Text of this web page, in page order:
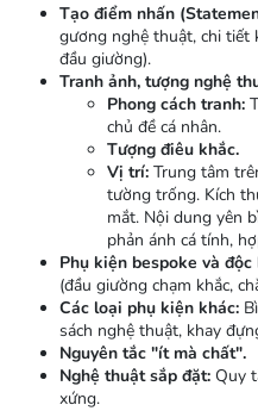
Tạo điểm nhấn
gương nghệ thuật, chi tiết
đầu giường).
Tranh ảnh, tượng nghệ
Phong cách tranh:
chủ đề cá nhân.
Tượng điêu khắc.
Vị trí: Trung tâm
tường trống. Kích
mắt. Nội dung yên
phản ánh cá tính,
Phụ kiện bespoke và độc
(đầu giường chạm khắc,
Các loại phụ kiện khác:
sách nghệ thuật, khay
Nguyên tắc "ít mà chất".
Nghệ thuật sắp đặt: Quy
xứng.